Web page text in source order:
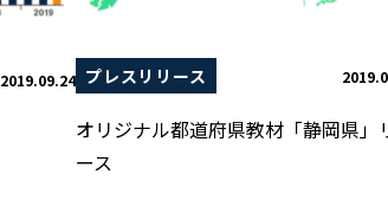
2019.09.24 プレスリリース
オリジナル都道府県教材「静岡県」
ース